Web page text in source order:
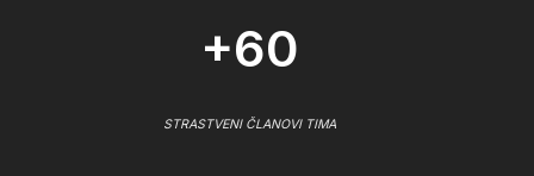
+60
STRASTVENI ČLANOVI TIMA